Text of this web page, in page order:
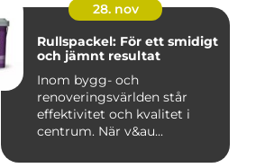
28. nov
Rullspackel: För ett smidigt
och jämnt resultat
Inom bygg- och
renoveringsvärlden står
effektivitet och kvalitet i
centrum. När v&au...